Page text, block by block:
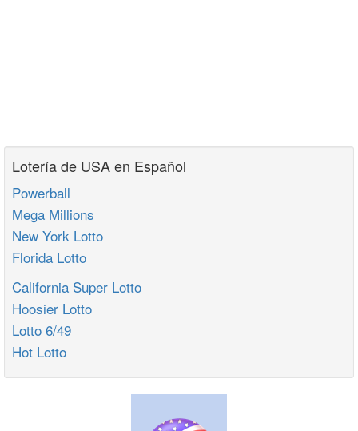
Lotería de USA en Español
Powerball
Mega Millions
New York Lotto
Florida Lotto
California Super Lotto
Hoosier Lotto
Lotto 6/49
Hot Lotto